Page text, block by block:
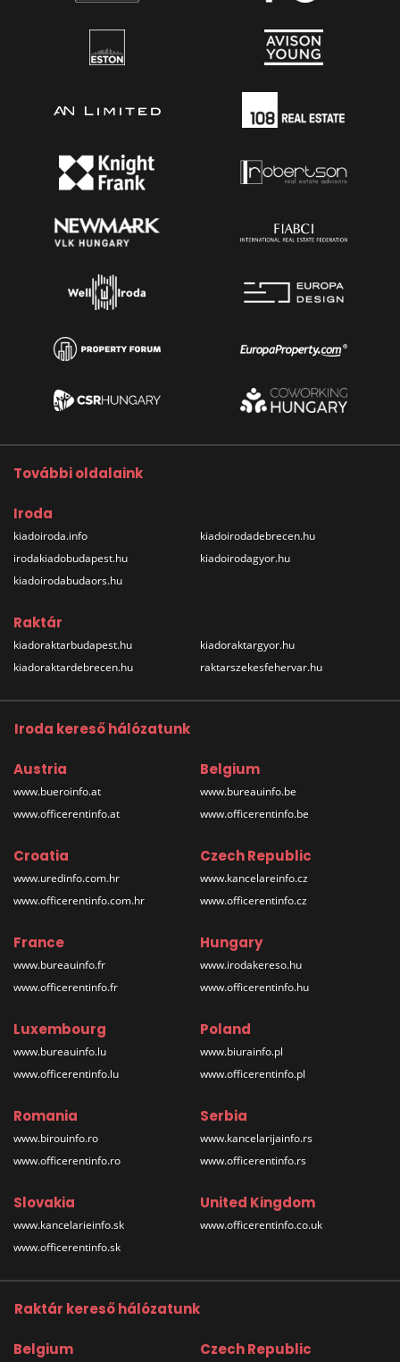
További oldalaink
Iroda
kiadoiroda.info
irodakiadobudapest.hu
kiadoirodabudaors.hu
kiadoirodadebrecen.hu
kiadoirodagyor.hu
Raktár
kiadoraktarbudapest.hu
kiadoraktardebrecen.hu
kiadoraktargyor.hu
raktarszekesfehervar.hu
Iroda kereső hálózatunk
Austria
www.bueroinfo.at
www.officerentinfo.at
Belgium
www.bureauinfo.be
www.officerentinfo.be
Croatia
www.uredinfo.com.hr
www.officerentinfo.com.hr
Czech Republic
www.kancelareinfo.cz
www.officerentinfo.cz
France
www.bureauinfo.fr
www.officerentinfo.fr
Hungary
www.irodakereso.hu
www.officerentinfo.hu
Luxembourg
www.bureauinfo.lu
www.officerentinfo.lu
Poland
www.biurainfo.pl
www.officerentinfo.pl
Romania
www.birouinfo.ro
www.officerentinfo.ro
Serbia
www.kancelarijainfo.rs
www.officerentinfo.rs
Slovakia
www.kancelarieinfo.sk
www.officerentinfo.sk
United Kingdom
www.officerentinfo.co.uk
Raktár kereső hálózatunk
Belgium Czech Republic